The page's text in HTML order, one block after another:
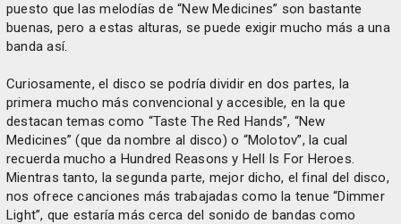
puesto que las melodías de “New Medicines” son bastante
buenas, pero a estas alturas, se puede exigir mucho más a una
banda así.
Curiosamente, el disco se podría dividir en dos partes, la
primera mucho más convencional y accesible, en la que
destacan temas como “Taste The Red Hands”, “New
Medicines” (que da nombre al disco) o “Molotov”, la cual
recuerda mucho a Hundred Reasons y Hell Is For Heroes.
Mientras tanto, la segunda parte, mejor dicho, el final del disco,
nos ofrece canciones más trabajadas como la tenue “Dimmer
Light”, que estaría más cerca del sonido de bandas como